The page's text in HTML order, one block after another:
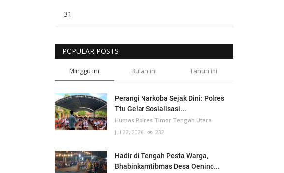
31
POPULAR POSTS
Minggu ini Bulan ini Tahun ini
Perangi Narkoba Sejak Dini: Polres
Ttu Gelar Sosialisasi...
Humas Polres Timor Tengah Utara
Jul 22, 2026
232
Hadir di Tengah Pesta Warga,
Bhabinkamtibmas Desa Oenino...